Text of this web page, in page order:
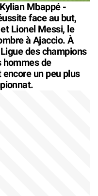
Mbappé -
face au but,
Lionel Messi, le
à Ajaccio. À
des champions
hommes de
un peu plus